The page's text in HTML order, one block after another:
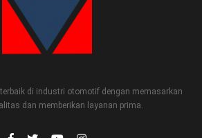
di industri otomotif dengan memasarkan
dan memberikan layanan prima.